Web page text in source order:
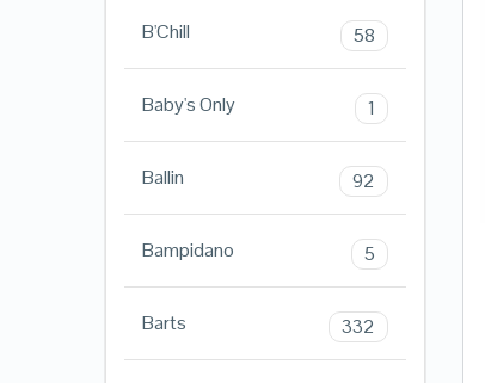
B'Chill 58
Baby's Only 1
Ballin 92
Bampidano 5
Barts 332